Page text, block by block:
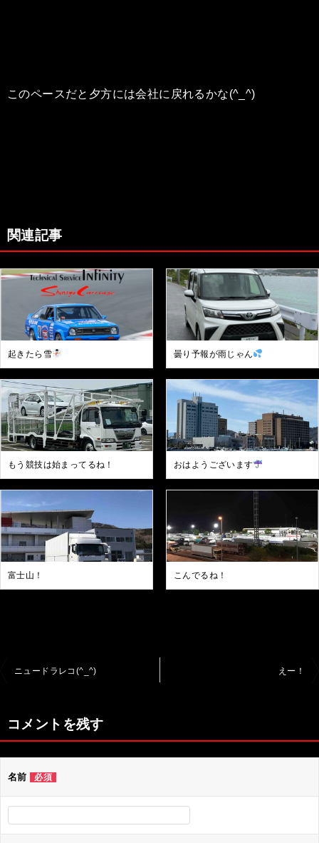
このペースだと夕方には会社に戻れるかな(^_^)
関連記事
起きたら雪 曇り予報が雨じゃん
もう競技は始まってるね！ おはようございます
富士山！ こんでるね！
ビ
ゲ
ー
シ
ョ
ニュードラレコ(^_^) えー！
コメントを残す
名前 必須